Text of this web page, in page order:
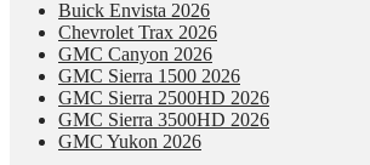
Buick Envista 2026
Chevrolet Trax 2026
GMC Canyon 2026
GMC Sierra 1500 2026
GMC Sierra 2500HD 2026
GMC Sierra 3500HD 2026
GMC Yukon 2026